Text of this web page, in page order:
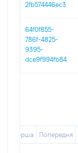
2fb574446ec3
64f0f855-
786f-4825-
9395-
dce9f994fb84
Перша Попередня